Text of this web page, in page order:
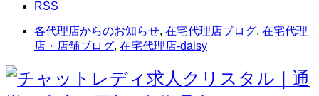
RSS
各代理店からのお知らせ, 在宅代理店ブログ, 在宅代理
店・店舗ブログ, 在宅代理店-daisy